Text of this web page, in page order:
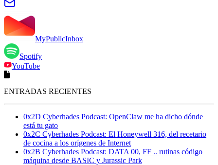
MyPublicInbox
Spotify
YouTube
ENTRADAS RECIENTES
0x2D Cyberhades Podcast: OpenClaw me ha dicho dónde
está tu gato
0x2C Cyberhades Podcast: El Honeywell 316, del recetario
de cocina a los orígenes de Internet
0x2B Cyberhades Podcast: DATA 00, FF .. rutinas código
máquina desde BASIC y Jurassic Park